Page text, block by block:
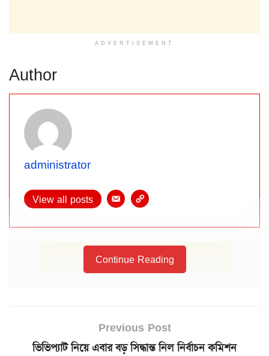
ADVERTISEMENT
Author
administrator
View all posts
Continue Reading
Previous Post
ভিভিপ্যাট নিয়ে এবার বড় সিদ্ধান্ত নিল নির্বাচন কমিশন